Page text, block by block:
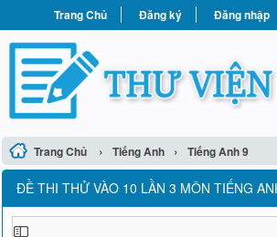
Trang Chủ Đăng ký Đăng nhập
Trang Chủ › Tiếng Anh › Tiếng Anh 9
ĐỀ THI THỬ VÀO 10 LẦN 3 MÔN TIẾNG